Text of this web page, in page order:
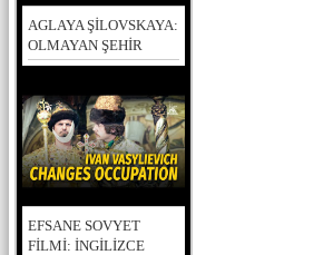
AGLAYA ŞİLOVSKAYA:
OLMAYAN ŞEHİR
EFSANE SOVYET
FİLMİ: İNGİLİZCE